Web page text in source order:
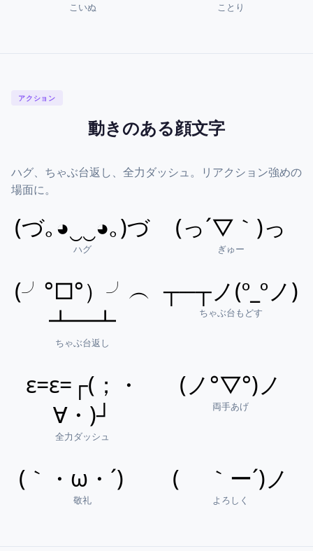
こいぬ ことり
アクション
動きのある顔文字
ハグ、ちゃぶ台返し、全力ダッシュ。リアクション強めの
場面に。
(づ｡◕‿‿◕｡)づ
ハグ
(っ´▽｀)っ
ぎゅー
(╯°□°）╯︵
┻━┻
ちゃぶ台返し
┬─┬ノ(º_ºノ)
ちゃぶ台もどす
ε=ε=┌(；・
∀・)┘
全力ダッシュ
(ノ°▽°)ノ
両手あげ
(｀・ω・´)ゞ
敬礼
( ｀ー´)ノ
よろしく